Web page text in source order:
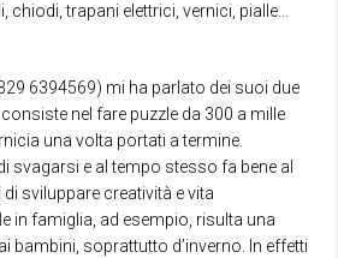
chiodi, trapani elettrici, vernici, pialle…
6394569) mi ha parlato dei suoi due
nel fare puzzle da 300 a mille
una volta portati a termine.
svagarsi e al tempo stesso fa bene al
sviluppare creatività e vita
in famiglia, ad esempio, risulta una
bambini, soprattutto d’inverno. In effetti